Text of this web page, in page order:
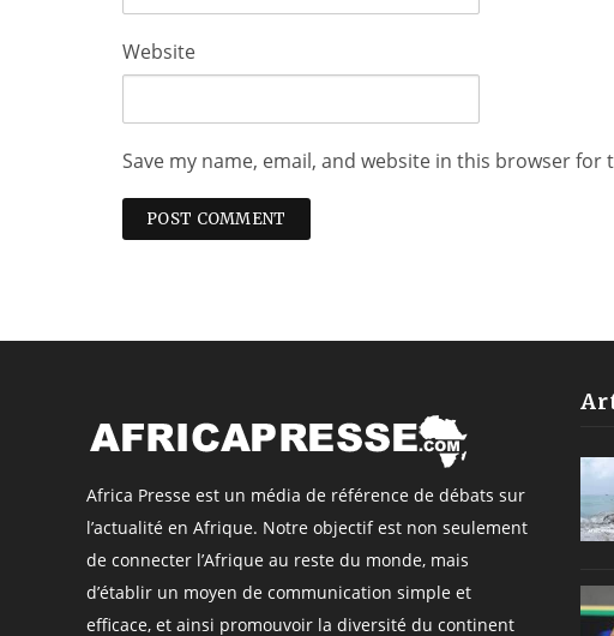
Website
Save my name, email, and website in this browser for
Africa Presse est un média de référence de débats sur
l’actualité en Afrique. Notre objectif est non seulement
de connecter l’Afrique au reste du monde, mais
d’établir un moyen de communication simple et
efficace, et ainsi promouvoir la diversité du continent